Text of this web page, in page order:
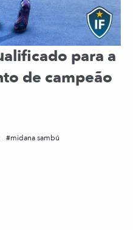
para a
de campeão
midana sambú